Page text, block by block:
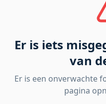
Er is iets
van
Er is een onverwachte
pagina